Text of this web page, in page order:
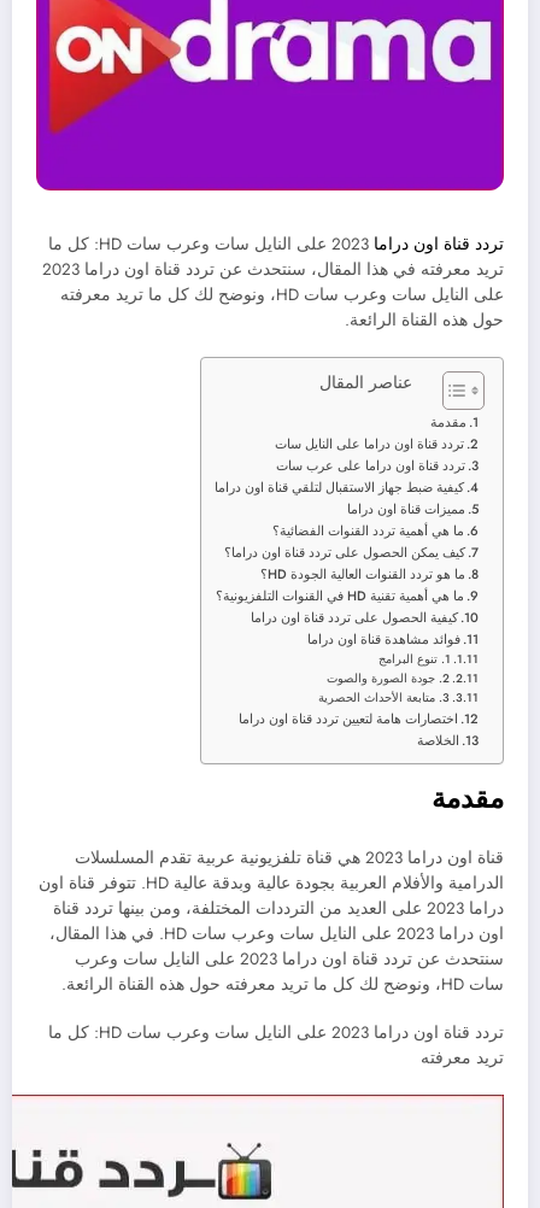
تردد قناة اون دراما
2023 على النايل سات وعرب سات HD: كل ما
تريد معرفته في هذا المقال، سنتحدث عن تردد قناة اون دراما 2023
على النايل سات وعرب سات HD، ونوضح لك كل ما تريد معرفته
حول هذه القناة الرائعة.
عناصر المقال
مقدمة
تردد قناة اون دراما على النايل سات
تردد قناة اون دراما على عرب سات
كيفية ضبط جهاز الاستقبال لتلقي قناة اون دراما
مميزات قناة اون دراما
ما هي أهمية تردد القنوات الفضائية؟
كيف يمكن الحصول على تردد قناة اون دراما؟
ما هو تردد القنوات العالية الجودة HD؟
ما هي أهمية تقنية HD في القنوات التلفزيونية؟
كيفية الحصول على تردد قناة اون دراما
فوائد مشاهدة قناة اون دراما
1. تنوع البرامج
2. جودة الصورة والصوت
3. متابعة الأحداث الحصرية
اختصارات هامة لتعيين تردد قناة اون دراما
الخلاصة
مقدمة
قناة اون دراما 2023 هي قناة تلفزيونية عربية تقدم المسلسلات
الدرامية والأفلام العربية بجودة عالية وبدقة عالية HD. تتوفر قناة اون
دراما 2023 على العديد من الترددات المختلفة، ومن بينها تردد قناة
اون دراما 2023 على النايل سات وعرب سات HD. في هذا المقال،
سنتحدث عن تردد قناة اون دراما 2023 على النايل سات وعرب
سات HD، ونوضح لك كل ما تريد معرفته حول هذه القناة الرائعة.
تردد قناة اون دراما 2023 على النايل سات وعرب سات HD: كل ما
تريد معرفته